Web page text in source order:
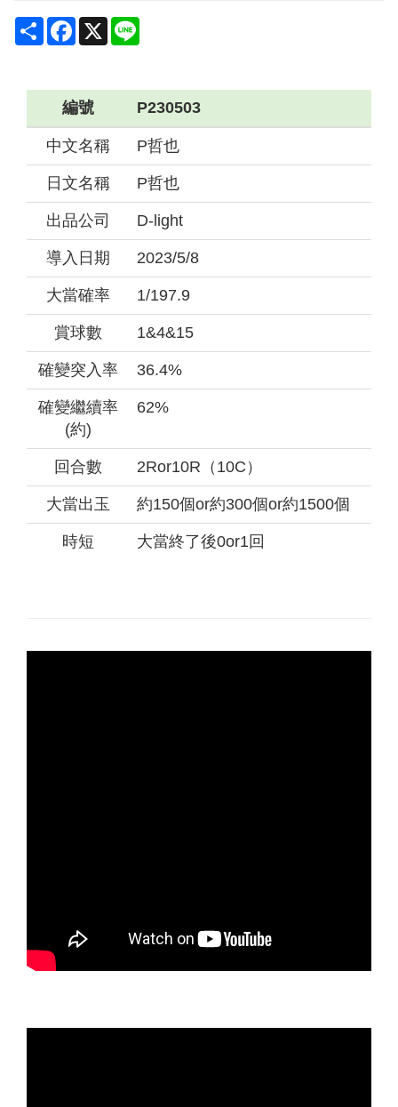
ShareFacebook
X
編號 P230503
中文名稱 P哲也
日文名稱 P哲也
出品公司 D-light
導入日期 2023/5/8
大當確率 1/197.9
賞球數 1&4&15
確變突入率 36.4%
確變繼續率
(約)
62%
回合數 2Ror10R（10C）
大當出玉 約150個or約300個or約1500個
時短 大當終了後0or1回